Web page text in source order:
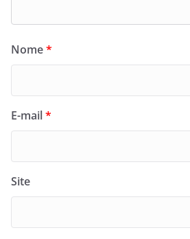
Nome*
E-mail*
Site